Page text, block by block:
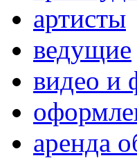
артисты
ведущие
видео и
аренда